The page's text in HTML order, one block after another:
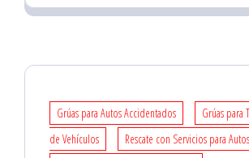
Grúas para Autos Accidentados
Grúas para
de Vehículos
Rescate con Servicios para Autos